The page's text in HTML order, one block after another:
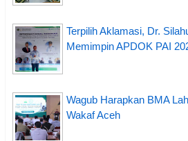
Terpilih Aklamasi, Dr.
Memimpin APDOK PAI
Wagub Harapkan BMA
Wakaf Aceh